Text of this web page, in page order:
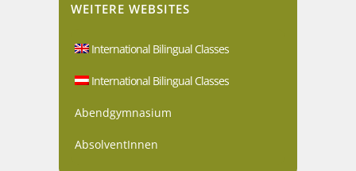
WEITERE WEBSITES
International Bilingual Classes
International Bilingual Classes
Abendgymnasium
AbsolventInnen